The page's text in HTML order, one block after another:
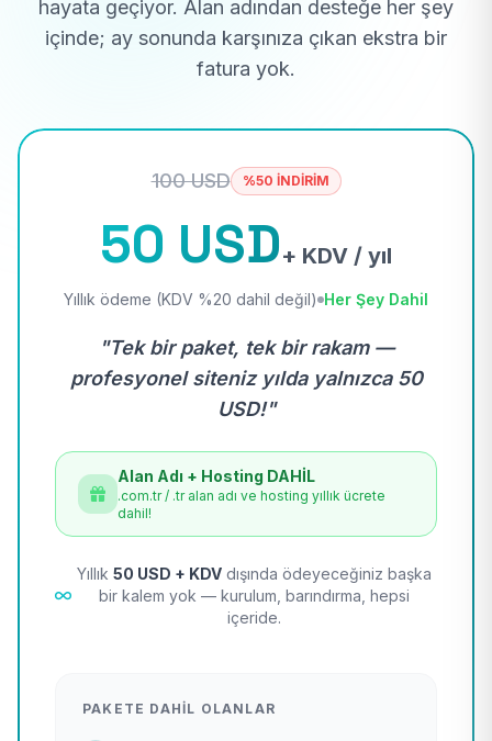
hayata geçiyor. Alan adından desteğe her şey
içinde; ay sonunda karşınıza çıkan ekstra bir
fatura yok.
100 USD %50 İNDİRİM
50 USD+ KDV / yıl
Yıllık ödeme (KDV %20 dahil değil) Her Şey Dahil
"Tek bir paket, tek bir rakam —
profesyonel siteniz yılda yalnızca 50
USD!"
Alan Adı + Hosting DAHİL
.com.tr / .tr alan adı ve hosting yıllık ücrete
dahil!
Yıllık 50 USD + KDV dışında ödeyeceğiniz başka
bir kalem yok — kurulum, barındırma, hepsi
içeride.
PAKETE DAHIL OLANLAR